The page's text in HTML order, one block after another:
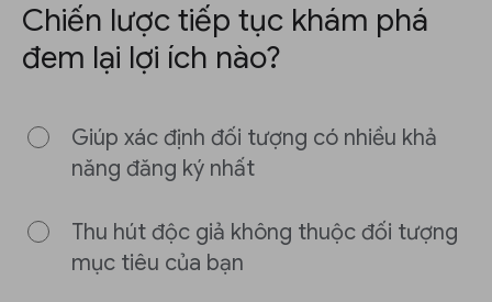
Chiến lược tiếp tục khám phá
đem lại lợi ích nào?
Giúp xác định đối tượng có nhiều khả
năng đăng ký nhất
Thu hút độc giả không thuộc đối tượng
mục tiêu của bạn